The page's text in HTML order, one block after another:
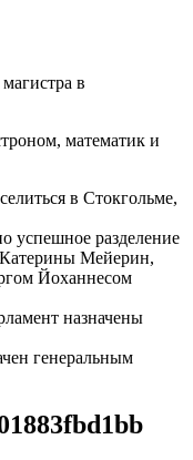
в
математик и
в Стокгольме,
успешное разделение
Мейерин,
Йоханнесом
назначены
генеральным